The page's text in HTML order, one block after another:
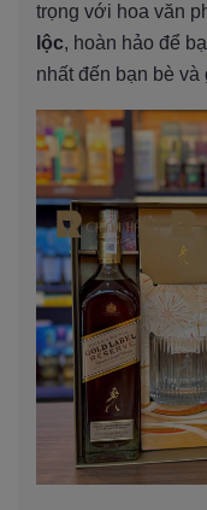
trọng với hoa văn
lộc, hoàn hảo để
nhất đến bạn bè và